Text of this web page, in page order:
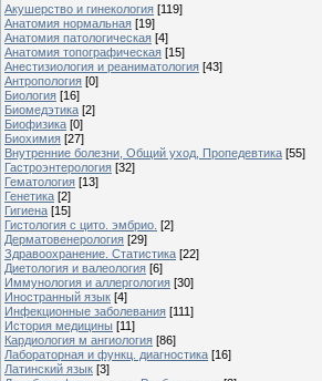
Акушерство и гинекология [119]
Анатомия нормальная [19]
Анатомия патологическая [4]
Анатомия топографическая [15]
Анестизиология и реаниматология [43]
Антропология [0]
Биология [16]
Биомедэтика [2]
Биофизика [0]
Биохимия [27]
Внутренние болезни, Общий уход, Пропедевтика [55]
Гастроэнтерология [32]
Гематология [13]
Генетика [2]
Гигиена [15]
Гистология с цито. эмбрио. [2]
Дерматовенерология [29]
Здравоохранение. Статистика [22]
Диетология и валеология [6]
Иммунология и аллергология [30]
Иностранный язык [4]
Инфекционные заболевания [111]
История медицины [11]
Кардиология м ангиология [86]
Лабораторная и функц. диагностика [16]
Латинский язык [3]